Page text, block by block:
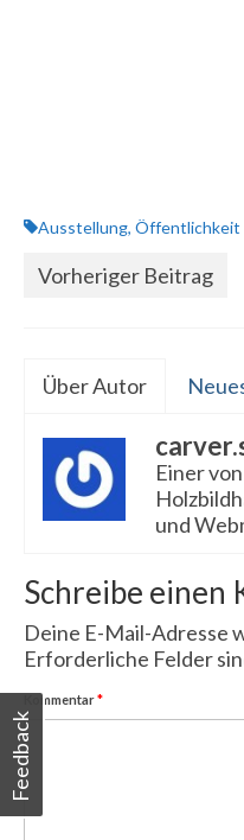
Ausstellung, Öffentlichkeit
Vorheriger Beitrag
Über Autor
Einer
und
Schreibe einen
Deine E-Mail-Adresse
Erforderliche Felder
Kommentar*
Feedback